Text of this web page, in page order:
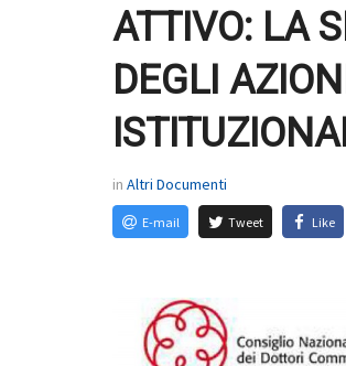
ATTIVO: LA
DEGLI
in Altri Documenti
E-mail Tweet Like